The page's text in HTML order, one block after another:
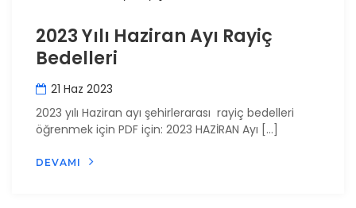
2023 Yılı Haziran Ayı Rayiç
Bedelleri
21 Haz 2023
2023 yılı Haziran ayı şehirlerarası rayiç bedelleri
öğrenmek için PDF için: 2023 HAZİRAN Ayı […]
DEVAMI